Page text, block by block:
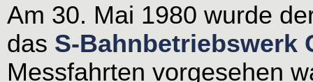
Am 30. Mai 1980 wurde
das S-Bahnbetriebswerk
Messfahrten vorgesehen